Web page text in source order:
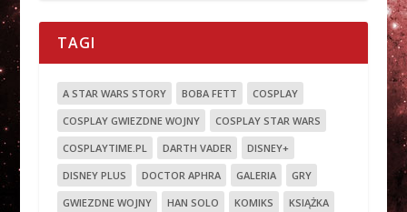
TAGI
A STAR WARS STORY BOBA FETT
COSPLAY
COSPLAY GWIEZDNE WOJNY
COSPLAY STAR WARS
COSPLAYTIME.PL
DARTH VADER
DISNEY+
DISNEY PLUS
DOCTOR APHRA GALERIA
GRY
GWIEZDNE WOJNY
HAN SOLO KOMIKS
KSIĄŻKA